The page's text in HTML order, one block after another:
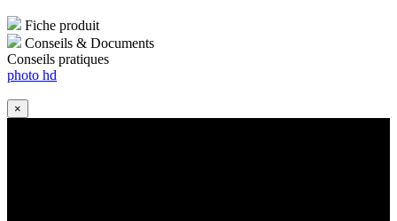
Fiche produit
Conseils & Documents
Conseils pratiques
photo hd
×